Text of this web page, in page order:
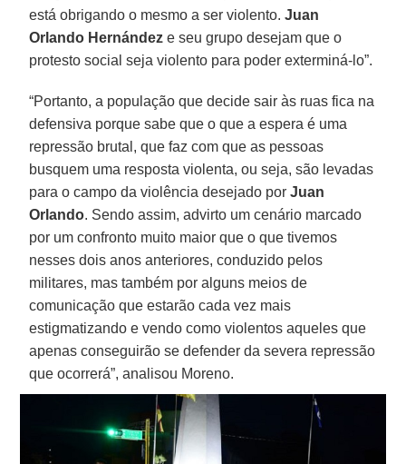
está obrigando o mesmo a ser violento.Juan
Orlando Hernández e seu grupo desejam que o
protesto social seja violento para poder exterminá-lo”.
“Portanto, a população que decide sair às ruas fica na
defensiva porque sabe que o que a espera é uma
repressão brutal, que faz com que as pessoas
busquem uma resposta violenta, ou seja, são levadas
para o campo da violência desejado porJuan
Orlando. Sendo assim, advirto um cenário marcado
por um confronto muito maior que o que tivemos
nesses dois anos anteriores, conduzido pelos
militares, mas também por alguns meios de
comunicação que estarão cada vez mais
estigmatizando e vendo como violentos aqueles que
apenas conseguirão se defender da severa repressão
que ocorrerá”, analisou Moreno.